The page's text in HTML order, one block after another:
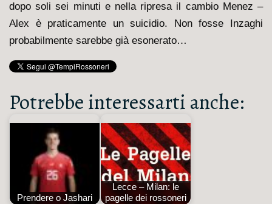
dopo soli sei minuti e nella ripresa il cambio Menez –
Alex è praticamente un suicidio. Non fosse Inzaghi
probabilmente sarebbe già esonerato…
Potrebbe interessarti anche:
Prendere o Jashari
Lecce – Milan: le
pagelle dei rossoneri